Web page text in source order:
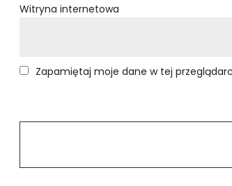
Witryna internetowa
Zapamiętaj moje dane w tej